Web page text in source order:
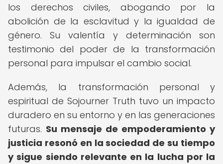
los derechos civiles, abogando por la
abolición de la esclavitud y la igualdad de
género. Su valentía y determinación son
testimonio del poder de la transformación
personal para impulsar el cambio social.
Además, la transformación personal y
espiritual de Sojourner Truth tuvo un impacto
duradero en su entorno y en las generaciones
futuras. Su mensaje de empoderamiento y
justicia resonó en la sociedad de su tiempo
y sigue siendo relevante en la lucha por la